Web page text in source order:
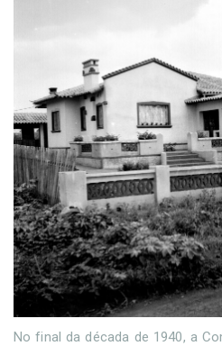
No final da década de 1940, a